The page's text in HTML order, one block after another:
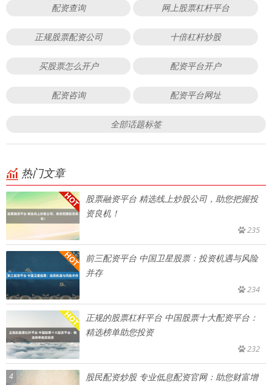
配资查询 网上股票杠杆平台
正规股票配资公司 十倍杠杆炒股
买股票怎么开户 配资平台开户
配资咨询 配资平台网址
全部话题标签
热门文章
股票融资平台 精选线上炒股公司，助您把握投
资良机！
235
前三配资平台 中国卫星股票：投资机遇与风险
并存
234
正规的股票杠杆平台 中国股票十大配资平台：
精选榜单助您投资
232
4 股民配资炒股 专业低息配资官网：助您财富增